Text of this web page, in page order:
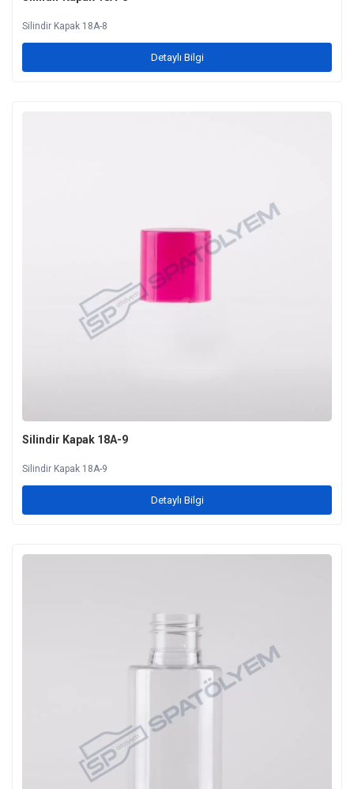
Silindir Kapak 18A-8
Detaylı Bilgi
Silindir Kapak 18A-9
Silindir Kapak 18A-9
Detaylı Bilgi